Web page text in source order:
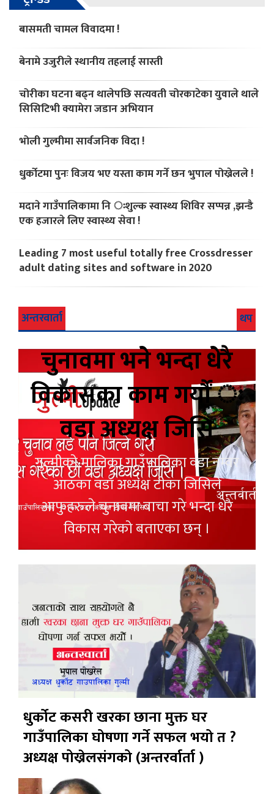
बासमती चामल विवादमा !
बेनामे उजुरीले स्थानीय तहलाई सास्ती
चोरीका घटना बढ्न थालेपछि सत्यवती चोरकाटेका युवाले थाले
सिसिटिभी क्यामेरा जडान अभियान
भोली गुल्मीमा सार्वजनिक विदा !
धुर्कोटमा पुनः विजय भए यस्ता काम गर्ने छन भुपाल पोख्रेलले !
मदाने गाउँपालिकामा नि ःशुल्क स्वास्थ्य शिविर सप्पन्न ,झन्डै
एक हजारले लिए स्वास्थ्य सेवा !
Leading 7 most useful totally free Crossdresser
adult dating sites and software in 2020
अन्तरवार्ता थप
चुनावमा भने भन्दा धेरै
विकासका काम गर्यौं ः
वडा अध्यक्ष जिसि
गुल्मीको मालिका गाउँपालिका वडा नम्वर
आठका वडा अध्यक्ष टीका जिसिले
आफुहरुले चुनावमा बाचा गरे भन्दा धेरै
विकास गरेको बताएका छन् ।
धुर्कोट कसरी खरका छाना मुक्त घर
गाउँपालिका घोषणा गर्ने सफल भयो त ?
अध्यक्ष पोख्रेलसंगको (अन्तरर्वार्ता )